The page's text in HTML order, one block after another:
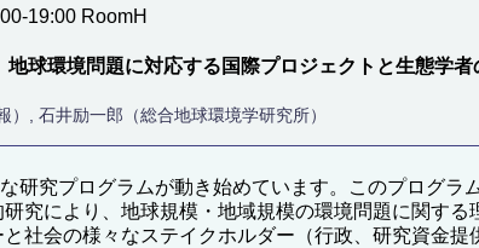
19:00 RoomH
球環境問題に対応する国際プロジェクトと生態学者
, 石井励一郎（総合地球環境学研究所）
研究プログラムが動き始めています。このプログ
究により、地球規模・地域規模の環境問題に関す
社会の様々なステイクホルダー（行政、研究資金